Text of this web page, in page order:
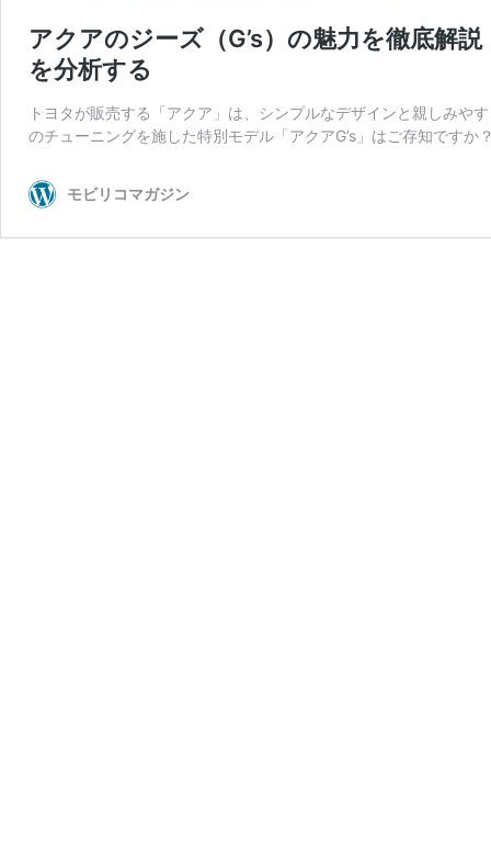
アクアのジーズ（G’s）の魅力を徹底解
を分析する
トヨタが販売する「アクア」は、シンプルなデザインと親しみや
のチューニングを施した特別モデル「アクアG’s」はご存知ですか
モビリコマガジン